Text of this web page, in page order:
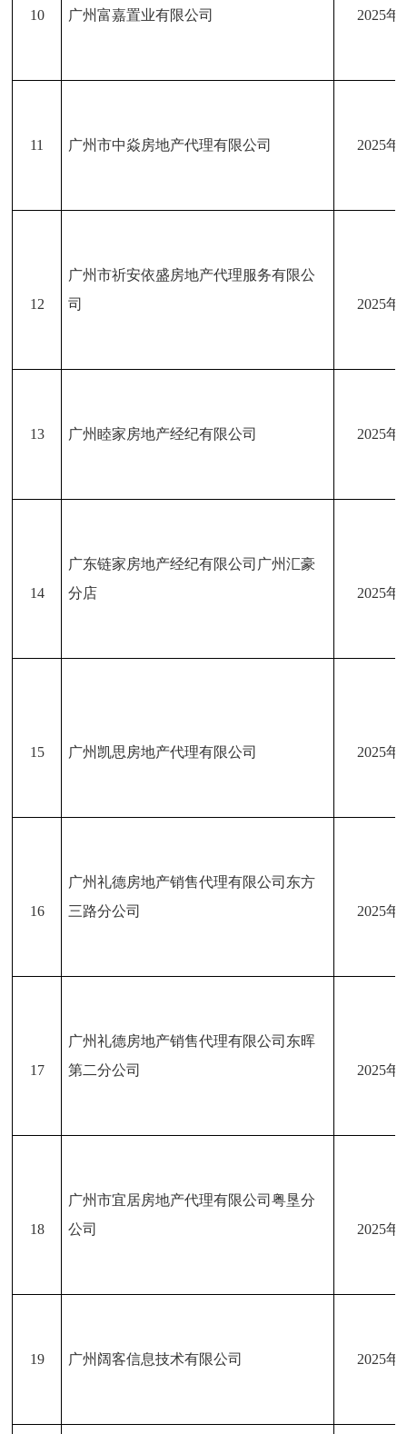
10 广州富嘉置业有限公司 2025年
11 广州市中焱房地产代理有限公司 2025年
12
广州市祈安依盛房地产代理服务有限公
司
2025年
13 广州睦家房地产经纪有限公司 2025年
14
广东链家房地产经纪有限公司广州汇豪
分店
2025年
15 广州凯思房地产代理有限公司 2025年
16
广州礼德房地产销售代理有限公司东方
三路分公司
2025年
17
广州礼德房地产销售代理有限公司东晖
第二分公司
2025年
18
广州市宜居房地产代理有限公司粤垦分
公司
2025年
19 广州阔客信息技术有限公司 2025年